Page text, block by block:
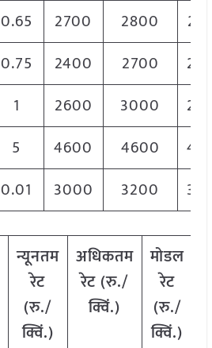
0.65 2700 2800
0.75 2400 2700
1 2600 3000
5 4600 4600
0.01 3000 3200
न्यूनतम
रेट
(रु./
क्विं.)
अधिकतम
रेट (रु./
क्विं.)
मोडल
रेट
(रु./
क्विं.)